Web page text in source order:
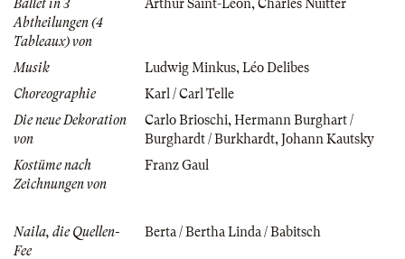
Ballet in 3
Abtheilungen (4
Tableaux) von
Arthur Saint-Léon, Charles Nuitter
Musik Ludwig Minkus, Léo Delibes
Choreographie
Karl / Carl Telle
Die neue Dekoration
von
Carlo Brioschi, Hermann Burghart /
Burghardt / Burkhardt, Johann Kautsky
Kostüme nach
Zeichnungen von
Franz Gaul
Naila, die Quellen-
Fee
Berta / Bertha Linda / Babitsch